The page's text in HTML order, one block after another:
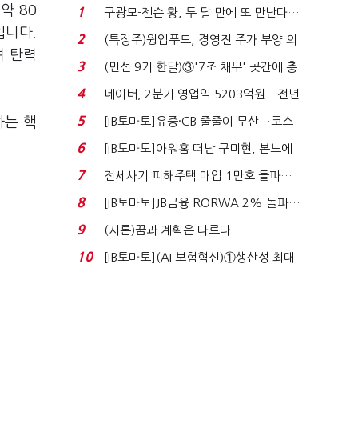
80
다.
탄력
는 핵
1
구광모-젠슨 황, 두 달 만에 또 만난다…
로봇·AI 등 논...
2
(특징주)윙입푸드, 경영진 주가 부양 의
지에 상한가...
3
(민선 9기 한달)③'7조 채무' 곳간에 충
격…추미애, 20년...
4
네이버, 2분기 영업익 5203억원…전년
비 0.2% 감소...
5
[IB토마토]유증·CB 줄줄이 무산…코스
닥 벌점 급증에 ...
6
[IB토마토]아워홈 떠난 구미현, 본느에
340억 베팅…가...
7
전세사기 피해주택 매입 1만호 돌파…
누적 피해자 4만2...
8
[IB토마토]JB금융 RORWA 2% 돌파…
실적 견인은 은행 ...
9 (시론)꿈과 계획은 다르다
10
[IB토마토](AI 보험혁신)①생산성 최대